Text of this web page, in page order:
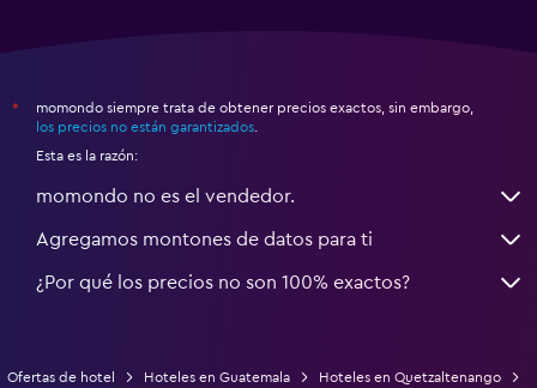
*
momondo siempre trata de obtener precios exactos, sin embargo,
los precios no están garantizados
Esta es la razón:
momondo no es el vendedor.
Agregamos montones de datos para ti
¿Por qué los precios no son 100% exactos?
Ofertas de hotel Hoteles en Guatemala
Hoteles en Quetzaltenango